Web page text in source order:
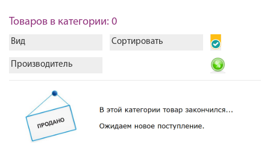
Товаров в категории: 0
Вид Сортировать
Производитель